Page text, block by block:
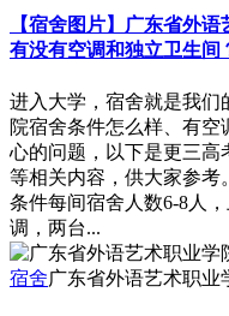
【宿舍图片】广东省外
有没有空调和独立卫生间
进入大学，宿舍就是我们
院宿舍条件怎么样、有
心的问题，以下是更三高
等相关内容，供大家参考
条件每间宿舍人数6-8人
调，两台...
宿舍广东省外语艺术职业